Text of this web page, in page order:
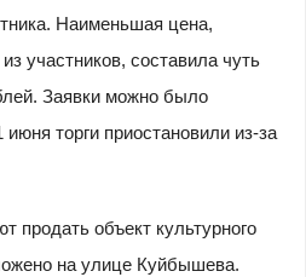
Наименьшая цена,
участников, составила чуть
Заявки можно было
торги приостановили из-за
продать объект культурного
на улице Куйбышева.